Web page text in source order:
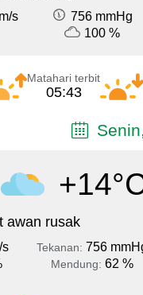
s
756 mmHg
100 %
Matahari terbit
05:43
awan rusak
s Tekanan: 756
Mendung: 62 %